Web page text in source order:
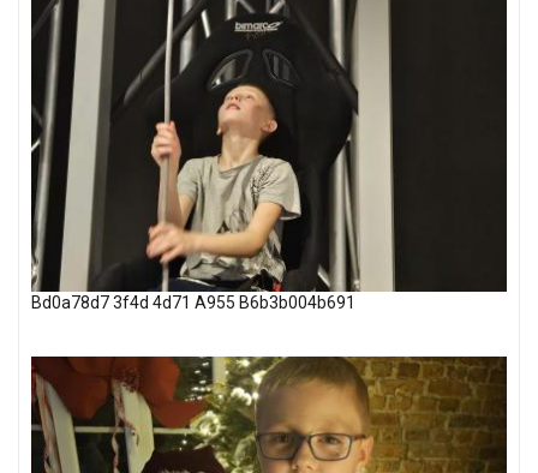
Bd0a78d7 3f4d 4d71 A955 B6b3b004b691